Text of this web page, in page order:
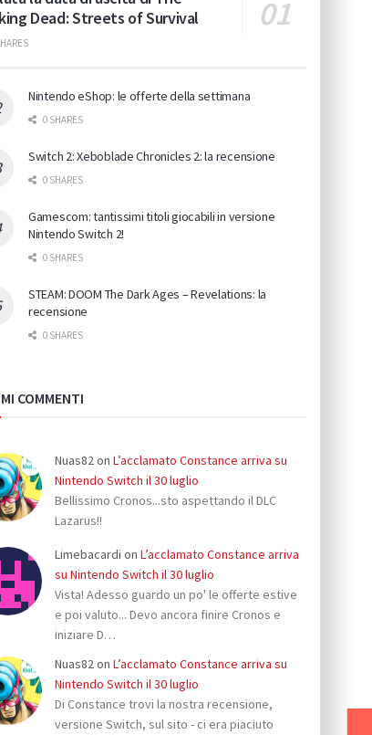
Dead: Streets of Survival
Nintendo eShop: le offerte della settimana
0 SHARES
Switch 2: Xeboblade Chronicles 2: la recensione
0 SHARES
Gamescom: tantissimi titoli giocabili in versione
Nintendo Switch 2!
0 SHARES
STEAM: DOOM The Dark Ages – Revelations: la
recensione
0 SHARES
COMMENTI
Nuas82on L’acclamato Constance arriva su
Nintendo Switch il 30 luglio
Bellissimo Cronos...sto aspettando il DLC
Lazarus!!
Limebacardi on L’acclamato Constance arriva
su Nintendo Switch il 30 luglio
Vista! Adesso guardo un po' le offerte estive
e poi valuto... Devo ancora finire Cronos e
iniziare D…
Nuas82on L’acclamato Constance arriva su
Nintendo Switch il 30 luglio
Di Constance trovi la nostra recensione,
versione Switch, sul sito - ci era piaciuto